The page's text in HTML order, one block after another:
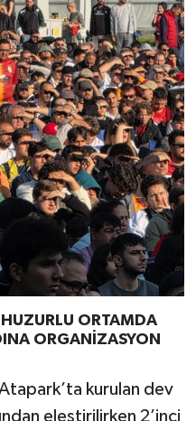
ORTAMDA
ORGANİZASYON
Atapark’ta kurulan dev
eleştirilirken 2’inci